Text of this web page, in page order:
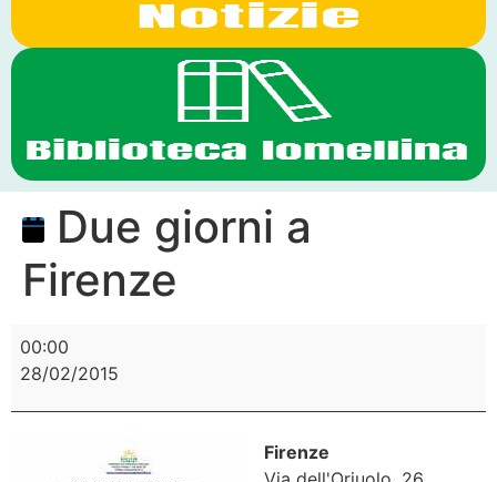
Due giorni a
Firenze
00:00
28/02/2015
Firenze